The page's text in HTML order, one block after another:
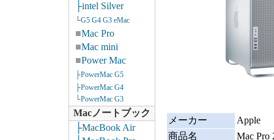
├intel Silver
└G5 G4 G3 eMac
■Mac Pro
■Mac mini
■Power Mac
├PowerMac G5
├PowerMac G4
└PowerMac G3
Macノートブック
├MacBook Air
メーカー
Apple
商品名
Mac Pro